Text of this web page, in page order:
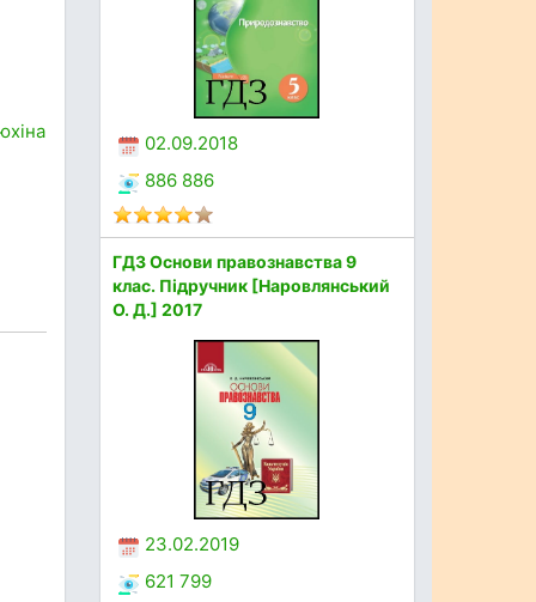
02.09.2018
886 886
ГДЗ Основи правознавства 9
клас. Підручник [Наровлянський
О. Д.] 2017
23.02.2019
621 799